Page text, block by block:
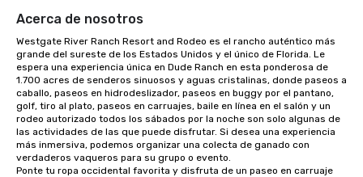
Acerca de nosotros
Westgate River Ranch Resort and Rodeo es el rancho auténtico más
grande del sureste de los Estados Unidos y el único de Florida. Le
espera una experiencia única en Dude Ranch en esta ponderosa de
1.700 acres de senderos sinuosos y aguas cristalinas, donde paseos a
caballo, paseos en hidrodeslizador, paseos en buggy por el pantano,
golf, tiro al plato, paseos en carruajes, baile en línea en el salón y un
rodeo autorizado todos los sábados por la noche son solo algunas de
las actividades de las que puede disfrutar. Si desea una experiencia
más inmersiva, podemos organizar una colecta de ganado con
verdaderos vaqueros para su grupo o evento.
Ponte tu ropa occidental favorita y disfruta de un paseo en carruaje